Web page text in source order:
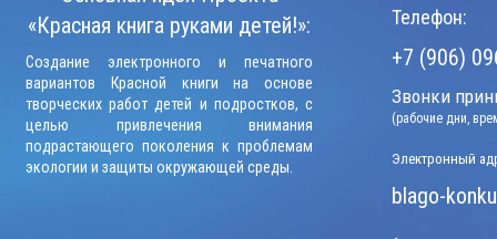
«Красная книга руками детей!»:
Создание электронного и печатного
вариантов Красной книги на основе
творческих работ детей и подростков, с
целью привлечения внимания
подрастающего поколения к проблемам
экологии и защиты окружающей среды.
Телефон:
+7 (906)
Звонки
(рабочие дни,
Электронный
blago-